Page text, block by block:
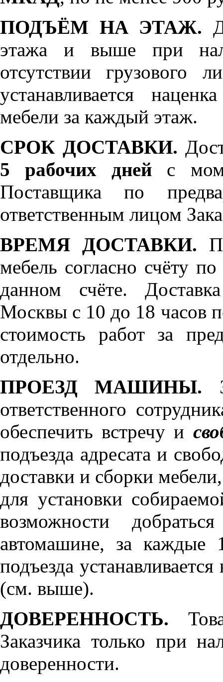
ПОДЪЁМ НА ЭТАЖ.
этажа и выше при
отсутствии грузового
устанавливается
мебели за каждый этаж.
СРОК ДОСТАВКИ.
5 рабочих дней с
Поставщика по
ответственным лицом
ВРЕМЯ ДОСТАВКИ.
мебель согласно счёту
данном счёте.
Москвы с 10 до 18 часов
стоимость работ за
отдельно.
ПРОЕЗД МАШИНЫ.
ответственного
обеспечить встречу и
подъезда адресата и
доставки и сборки
для установки
возможности
автомашине, за каждые
подъезда
(см. выше).
ДОВЕРЕННОСТЬ.
Заказчика только при
доверенности.